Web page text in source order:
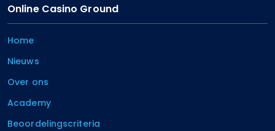
Online Casino Ground
Home
Nieuws
Over ons
Academy
Beoordelingscriteria